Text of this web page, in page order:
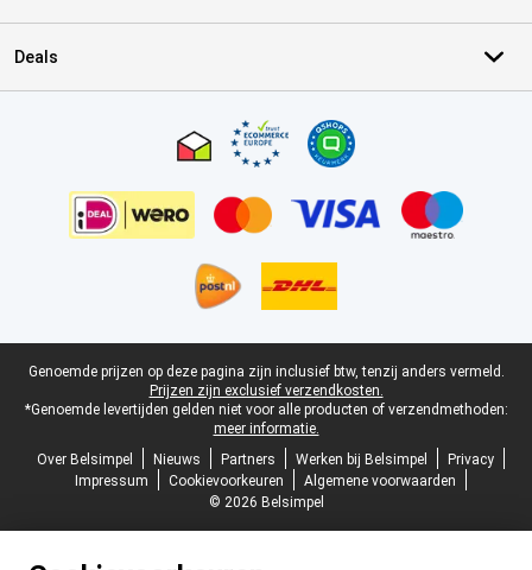
Deals
Juridische voettekst
Genoemde prijzen op deze pagina zijn inclusief btw, tenzij anders vermeld.
Prijzen zijn exclusief verzendkosten.
*Genoemde levertijden gelden niet voor alle producten of verzendmethoden:
meer informatie.
Over Belsimpel
Nieuws Partners Werken bij Belsimpel
Privacy
Impressum
Cookievoorkeuren
Algemene voorwaarden
© 2026 Belsimpel